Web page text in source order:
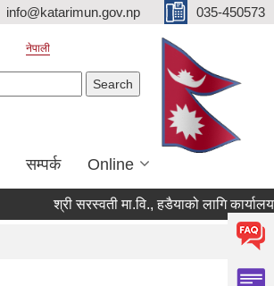
info@katarimun.gov.np 035-450573
नेपाली
सम्पर्क Online
श्री सरस्वती मा.वि., हडैयाको लागि कार्यालय